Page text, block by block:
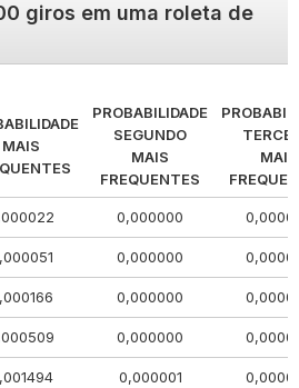
giros em uma roleta de
MAIS
PROBABILIDADE
SEGUNDO
MAIS
FREQUENTES
MAIS
0,000000
0,000000
0,000000
0,000000
0,000001